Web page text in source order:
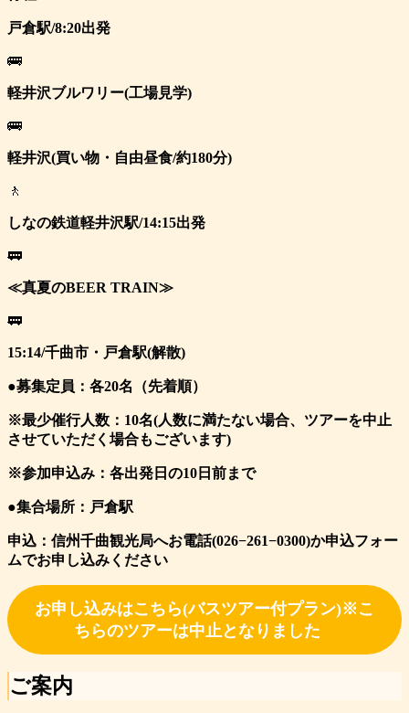
戸倉駅/8:20出発
🚌
軽井沢ブルワリー(工場見学)
🚌
軽井沢(買い物・自由昼食/約180分)
🚶
しなの鉄道軽井沢駅/14:15出発
🚃
≪真夏のBEER TRAIN≫
🚃
15:14/千曲市・戸倉駅(解散)
●募集定員：各20名（先着順）
※最少催行人数：10名(人数に満たない場合、ツアーを中止
させていただく場合もございます)
※参加申込み：各出発日の10日前まで
●集合場所：戸倉駅
申込：信州千曲観光局へお電話(026−261−0300)か申込フォー
ムでお申し込みください
お申し込みはこちら(バスツアー付プラン)※こ
ちらのツアーは中止となりました
ご案内